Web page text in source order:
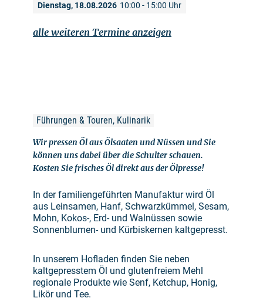
Dienstag, 18.08.2026 10:00 - 15:00 Uhr
alle weiteren Termine anzeigen
Führungen & Touren, Kulinarik
Wir pressen Öl aus Ölsaaten und Nüssen und Sie
können uns dabei über die Schulter schauen.
Kosten Sie frisches Öl direkt aus der Ölpresse!
In der familiengeführten Manufaktur wird Öl
aus Leinsamen, Hanf, Schwarzkümmel, Sesam,
Mohn, Kokos-, Erd- und Walnüssen sowie
Sonnenblumen- und Kürbiskernen kaltgepresst.
In unserem Hofladen finden Sie neben
kaltgepresstem Öl und glutenfreiem Mehl
regionale Produkte wie Senf, Ketchup, Honig,
Likör und Tee.